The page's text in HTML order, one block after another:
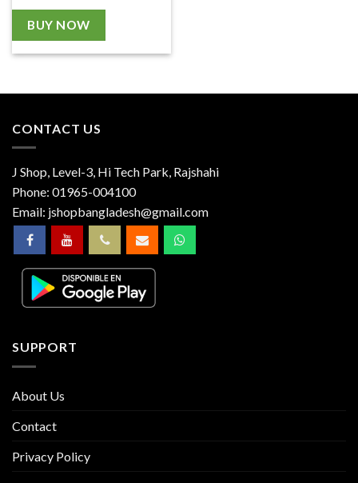
18,450.00৳ .
BUY NOW
CONTACT US
J Shop, Level-3, Hi Tech Park, Rajshahi
Phone: 01965-004100
Email: jshopbangladesh@gmail.com
SUPPORT
About Us
Contact
Privacy Policy